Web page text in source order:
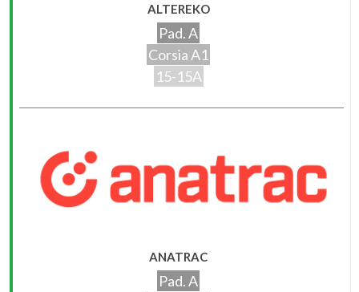
ALTEREKO
Pad. A
Corsia A1
15-15A
ANATRAC
Pad. A